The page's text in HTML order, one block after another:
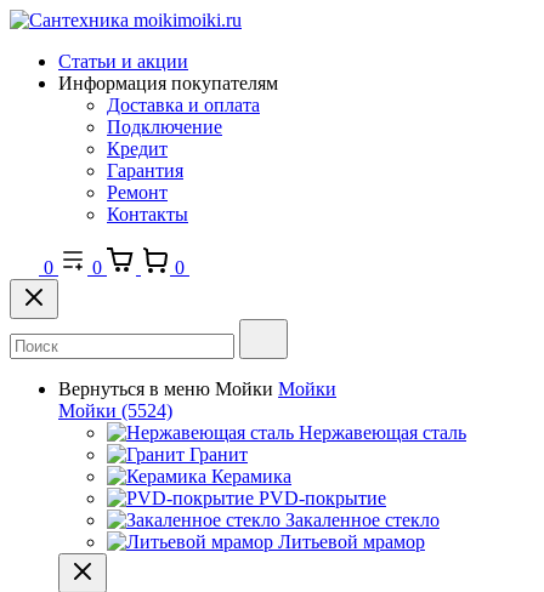
Статьи и акции
Информация покупателям
Доставка и оплата
Подключение
Кредит
Гарантия
Ремонт
Контакты
0 0 0
Вернуться в меню Мойки Мойки
Мойки (5524)
Нержавеющая сталь
Гранит
Керамика
PVD-покрытие
Закаленное стекло
Литьевой мрамор